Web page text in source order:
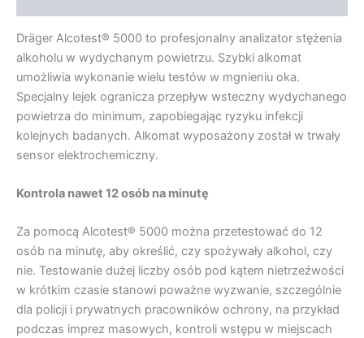
Dräger Alcotest® 5000 to profesjonalny analizator stężenia
alkoholu w wydychanym powietrzu. Szybki alkomat
umożliwia wykonanie wielu testów w mgnieniu oka.
Specjalny lejek ogranicza przepływ wsteczny wydychanego
powietrza do minimum, zapobiegając ryzyku infekcji
kolejnych badanych. Alkomat wyposażony został w trwały
sensor elektrochemiczny.
Kontrola nawet 12 osób na minutę
Za pomocą Alcotest® 5000 można przetestować do 12
osób na minutę, aby określić, czy spożywały alkohol, czy
nie. Testowanie dużej liczby osób pod kątem nietrzeźwości
w krótkim czasie stanowi poważne wyzwanie, szczególnie
dla policji i prywatnych pracowników ochrony, na przykład
podczas imprez masowych, kontroli wstępu w miejscach